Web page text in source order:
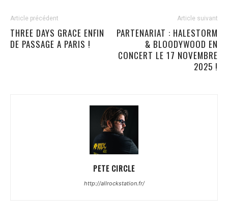
Article précédent
THREE DAYS GRACE ENFIN
DE PASSAGE A PARIS !
Article suivant
PARTENARIAT : HALESTORM
& BLOODYWOOD EN
CONCERT LE 17 NOVEMBRE
2025 !
PETE CIRCLE
http://allrockstation.fr/